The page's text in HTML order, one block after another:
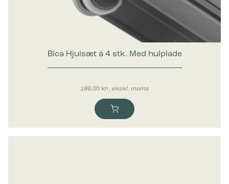
Marketing cookies bruges til at spore brugere på tværs af
engagerende for den enkelte bruger, og dermed mere
Bica Hjulsæt á 4 stk. Med hulplade
199,00kr. ekskl. moms